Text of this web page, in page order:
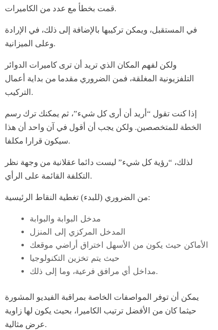
قمت بخطأ مع عدد من الكاميرات.
في المستقبل، ويمكن تركيبها بالإضافة إلى ذلك، في الإرادة
وعلى الميزانية.
ولكن لفهم المكان الذي تريد أن ترى كاميرات الدوائر
التلفزيونية المغلقة، فمن الضروري مقدما من بداية أعمال
التركيب.
إذا كنت تقول “أريد أن أرى كل شيء”، ثم يمكنك ترك رسم
الخطة للمتخصصين. ولكن يجب أن أقول في آن واحد أن هذا
سيكون قرارا مكلفا.
لذلك، “رؤية كل شيء” ليست دائما عقلانية من وجهة نظر
التكلفة القائمة على الرأي.
من الضروري (للبدء) تغطية النقاط الرئيسية:
مدخل البوابة والبوابة
المدخل المركزي إلى المنزل
الأماكن حيث يكون من الأسهل اختراق أراضي موقعك
حيث يتم تخزين التكنولوجيا
مداخل أي مرافق فرعية، وما إلى ذلك.
يمكن أن توفر المواصفات الخاصة بمراقبة الفيديو المشورة
حيثما كان من الأفضل ترتيب الكاميرا، بحيث يكون لها زاوية
عرض مثالية.